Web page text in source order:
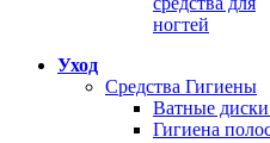
ногтей
Уход
Средства Гигиены
Ватные
Гигиена